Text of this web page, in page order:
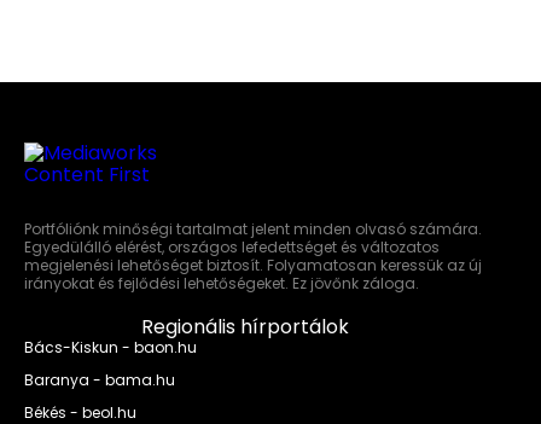
Portfóliónk minőségi tartalmat jelent minden olvasó számára.
Egyedülálló elérést, országos lefedettséget és változatos
megjelenési lehetőséget biztosít. Folyamatosan keressük az új
irányokat és fejlődési lehetőségeket. Ez jövőnk záloga.
Regionális hírportálok
Bács-Kiskun - baon.hu
Baranya - bama.hu
Békés - beol.hu